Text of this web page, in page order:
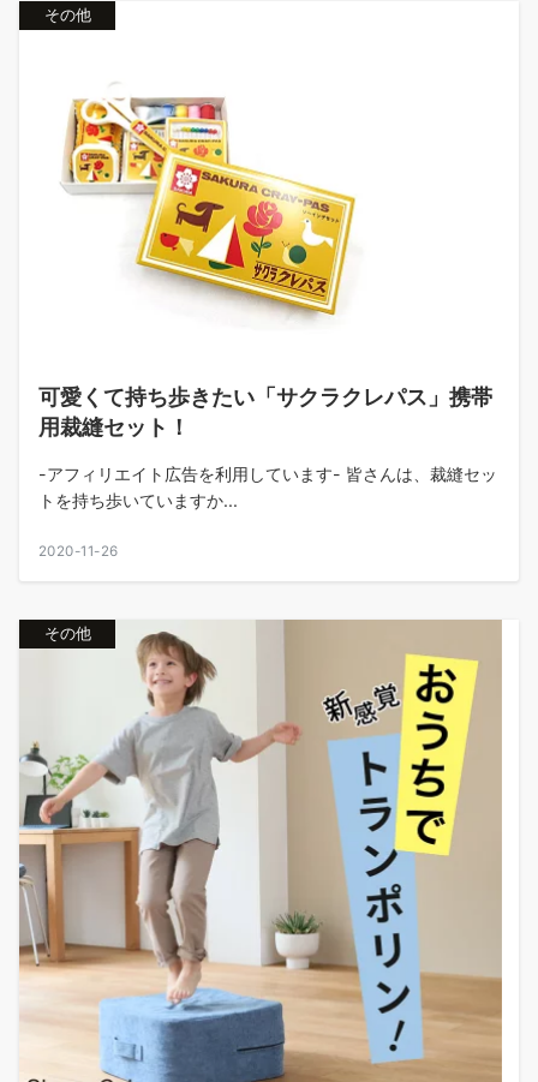
その他
可愛くて持ち歩きたい「サクラクレパス」携帯
用裁縫セット！
-アフィリエイト広告を利用しています- 皆さんは、裁縫セッ
トを持ち歩いていますか...
2020-11-26
その他